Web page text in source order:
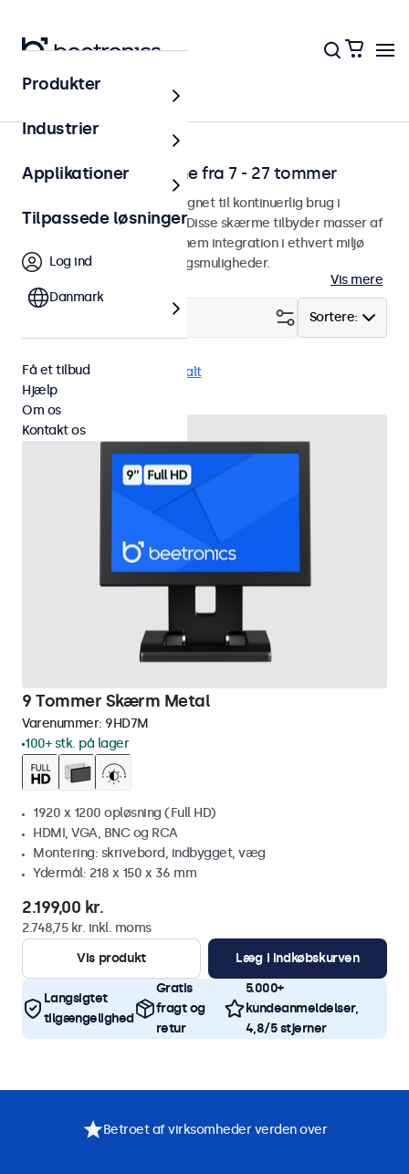
Hjem
Professionelle skærme fra 7 - 27 tommer
Professionelle skærme designet til kontinuerlig brug i
udfordrende applikationer. Disse skærme tilbyder masser af
monteringsmuligheder for nem integration i ethvert miljø
samt et stort antal indstillingsmuligheder.
Vis mere
Sortere:
HDMI 9 tommer Fjern alt
9 Tommer Skærm Metal
Varenummer: 9HD7M
100+ stk. på lager
1920 x 1200 opløsning (Full HD)
HDMI, VGA, BNC og RCA
Montering: skrivebord, indbygget, væg
Ydermål: 218 x 150 x 36 mm
2.199,00 kr.
2.748,75 kr. inkl. moms
Vis produkt
Læg i indkøbskurven
Langsigtet
tilgængelighed
Gratis
fragt og
retur
5.000+
kundeanmeldelser,
4,8/5 stjerner
Produkter
Industrier
Applikationer
Tilpassede løsninger
Log ind
Danmark
Få et tilbud
Hjælp
Om os
Kontakt os
Betroet af virksomheder verden over